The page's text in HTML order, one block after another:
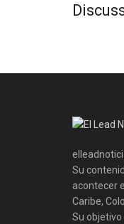
Su
acontecer
Caribe,
Su objetivo